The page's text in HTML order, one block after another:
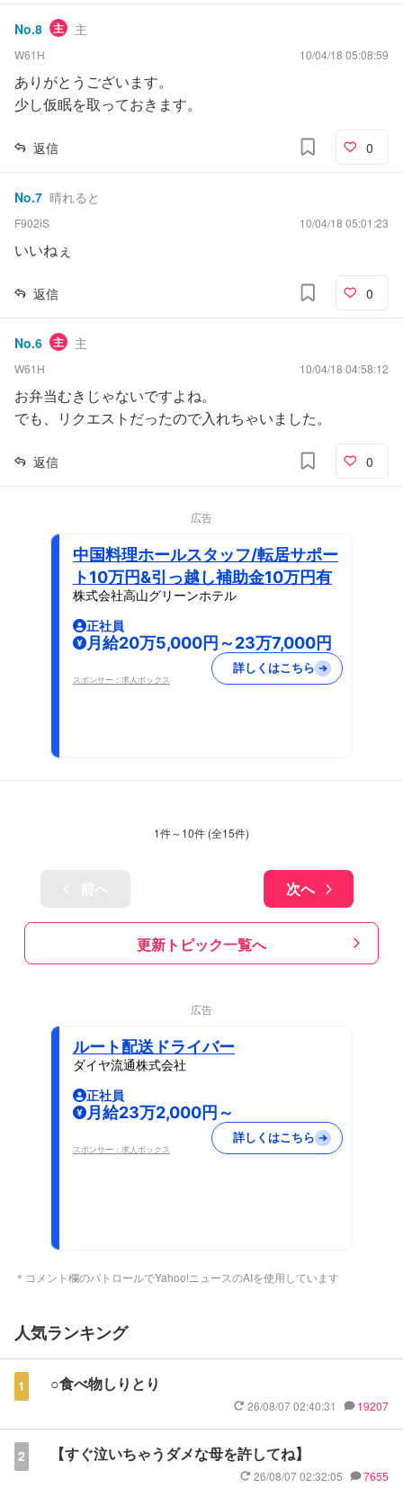
No.8 主 主
W61H 10/04/18 05:08:59
ありがとうございます。
少し仮眠を取っておきます。
返信 0
No.7 晴れると
F902iS 10/04/18 05:01:23
いいねぇ
返信 0
No.6 主 主
W61H 10/04/18 04:58:12
お弁当むきじゃないですよね。
でも、リクエストだったので入れちゃいました。
返信 0
広告
中国料理ホールスタッフ/転居サポー
ト10万円&引っ越し補助金10万円有
株式会社高山グリーンホテル
正社員
月給20万5,000円～23万7,000円
スポンサー：求人ボックス
詳しくはこちら
1件～10件 (全15件)
次へ
更新トピック一覧へ
広告
ルート配送ドライバー
ダイヤ流通株式会社
正社員
月給23万2,000円～
スポンサー：求人ボックス
詳しくはこちら
＊コメント欄のパトロールでYahoo!ニュースのAIを使用しています
人気ランキング
1 ○食べ物しりとり
26/08/07 02:40:31 19207
2 【すぐ泣いちゃうダメな母を許してね】
26/08/07 02:32:05 7655